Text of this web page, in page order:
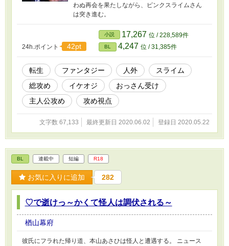
わぬ再会を果たしながら、ピンクスライムさん
は突き進む。
24h.ポイント 42pt
小説 17,267 位 / 228,589件
BL 4,247 位 / 31,385件
転生 ファンタジー 人外
スライム
総攻め
イケオジ
おっさん受け
主人公攻め
攻め視点
文字数 67,133 最終更新日 2020.06.02 登録日 2020.05.22
BL 連載中 短編 R18
お気に入りに追加 282
♡で逝けっ～かくて怪人は調伏される～
楢山幕府
彼氏にフラれた帰り道、本山あさひは怪人と遭遇する。 ニュース